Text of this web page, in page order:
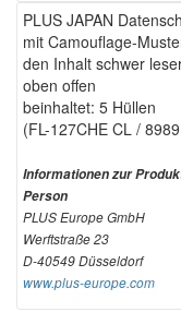
PLUS JAPAN
mit Camouflage-
den Inhalt schwer
oben offen
beinhaltet: 5 Hüllen
(FL-127CHE CL /
Informationen zur
Person
PLUS Europe GmbH
Werftstraße 23
D-40549 Düsseldorf
www.plus-europe.com